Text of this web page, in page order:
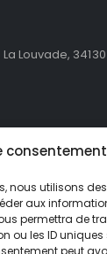
consentement
nous utilisons
aux
permettra de
les ID uniques
peut
Louvade, 34130